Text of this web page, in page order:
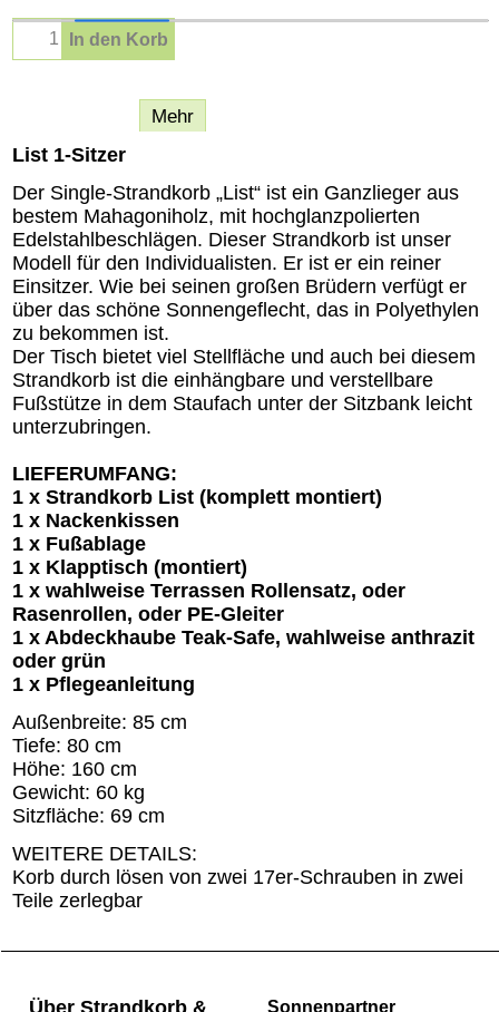
In den Korb
Mehr
List 1-Sitzer
Der Single-Strandkorb „List“ ist ein Ganzlieger aus
bestem Mahagoniholz, mit hochglanzpolierten
Edelstahlbeschlägen. Dieser Strandkorb ist unser
Modell für den Individualisten. Er ist er ein reiner
Einsitzer. Wie bei seinen großen Brüdern verfügt er
über das schöne Sonnengeflecht, das in Polyethylen
zu bekommen ist.
Der Tisch bietet viel Stellfläche und auch bei diesem
Strandkorb ist die einhängbare und verstellbare
Fußstütze in dem Staufach unter der Sitzbank leicht
unterzubringen.
LIEFERUMFANG:
1 x Strandkorb List (komplett montiert)
1 x Nackenkissen
1 x Fußablage
1 x Klapptisch (montiert)
1 x wahlweise Terrassen Rollensatz, oder
Rasenrollen, oder PE-Gleiter
1 x Abdeckhaube Teak-Safe, wahlweise anthrazit
oder grün
1 x Pflegeanleitung
Außenbreite: 85 cm
Tiefe: 80 cm
Höhe: 160 cm
Gewicht: 60 kg
Sitzfläche: 69 cm
WEITERE DETAILS:
Korb durch lösen von zwei 17er-Schrauben in zwei
Teile zerlegbar
Sonnenpartner
Über Strandkorb &